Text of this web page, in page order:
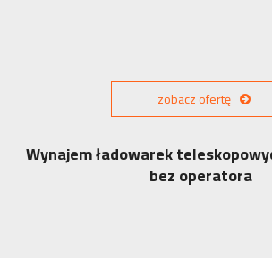
zobacz ofertę
Wynajem ładowarek
bez operatora